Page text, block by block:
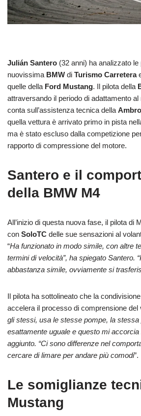
Julián Santero (32 anni) ha analizzato
nuovissima BMW di Turismo Carretera
quelle della Ford Mustang. Il pilota della
attraversando il periodo di adattamento
conta sull’assistenza tecnica della
quella vettura è arrivato primo in pista
ma è stato escluso dalla competizione
rapporto di compressione del motore.
Santero e il
della BMW M4
All’inizio di questa nuova fase, il pilota di
con SoloTC delle sue sensazioni al
“Ha funzionato in modo simile, con altre
termini di velocità”, ha spiegato Santero.
abbastanza simile, ovviamente si
Il pilota ha sottolineato che la
accelera il processo di comprensione del
gli stessi, usa le stesse pompe, la stessa
esattamente uguale e questo mi accorcia
aggiunto. “Ci sono differenze nel
cercare di limare per andare più comodi”.
Le somiglianze
Mustang